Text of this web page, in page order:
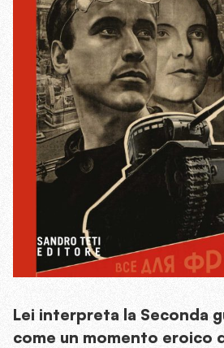
Lei interpreta la Seconda
come un momento eroico